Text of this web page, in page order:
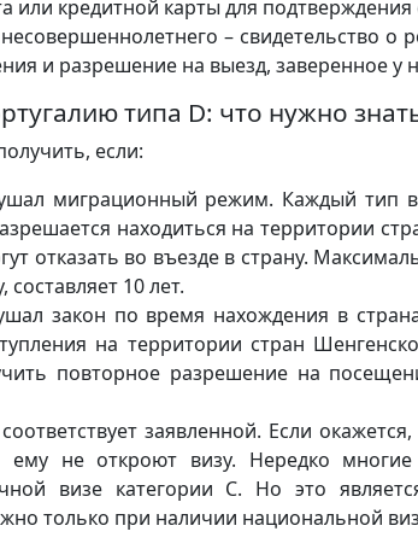
или кредитной карты для
– свидетельство о
и разрешение на выезд, заверенное у
типа D: что нужно
если:
миграционный режим. Каждый тип
находиться на территории
отказать во въезде в страну.
10 лет.
закон по время нахождения в
на территории стран
повторное разрешение на
заявленной. Если
не откроют визу. Нередко многие
визе категории С. Но это
только при наличии национальной